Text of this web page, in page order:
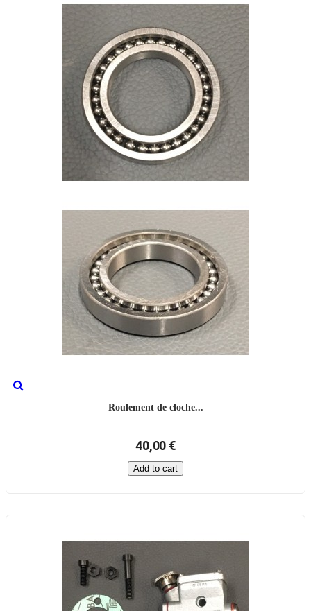
Roulement de cloche...
40,00 €
Add to cart